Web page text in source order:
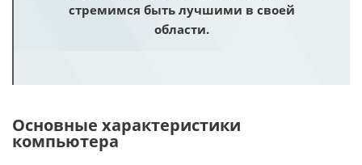
стремимся быть лучшими в своей
области.
Основные характеристики
компьютера